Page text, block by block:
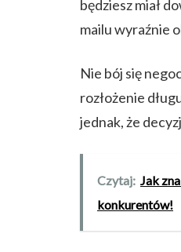
będziesz miał
mailu wyraźnie
Nie bój się
rozłożenie
jednak, że
Czytaj: Jak
konkurentów!